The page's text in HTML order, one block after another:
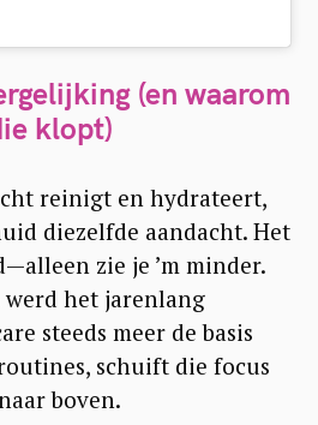
(en waarom
klopt)
reinigt en hydrateert,
diezelfde aandacht. Het
zie je ’m minder.
werd het jarenlang
steeds meer de basis
schuift die focus
boven.